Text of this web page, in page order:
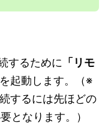
するために 「リモ
を起動します。（※
するには先ほどの
となります。）